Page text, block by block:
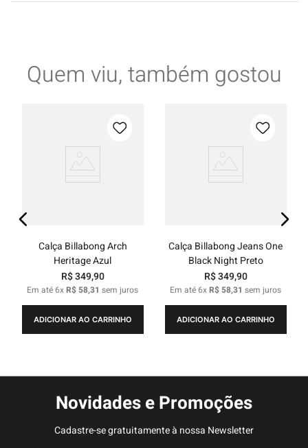
Quem viu, também gostou
Calça Billabong Arch
Heritage Azul
R$349,90
Em até6xR$ 58,31 sem juros
ADICIONAR AO CARRINHO
Calça Billabong Jeans One
Black Night Preto
R$349,90
Em até6xR$ 58,31 sem juros
ADICIONAR AO CARRINHO
Novidades e Promoções
Cadastre-se gratuitamente à nossa Newsletter